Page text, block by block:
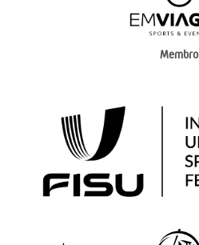
Membro